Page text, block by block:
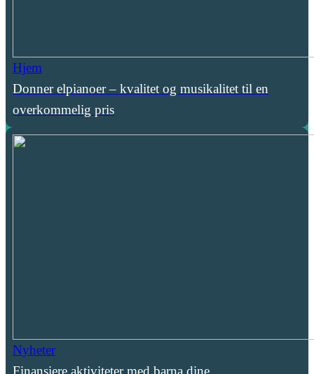
Hjem
Donner elpianoer – kvalitet og musikalitet til en
overkommelig pris
Nyheter